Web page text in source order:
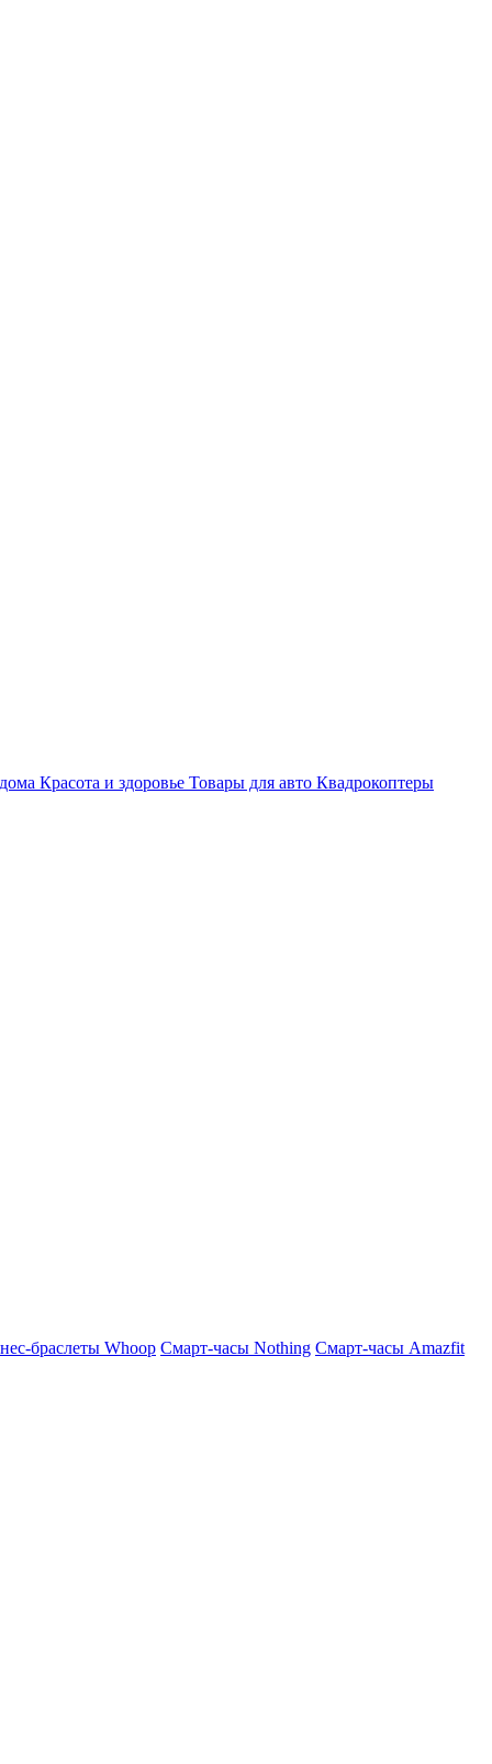
Красота и здоровье Товары для авто Квадрокоптеры
браслеты Whoop Смарт-часы Nothing Смарт-часы Amazfit